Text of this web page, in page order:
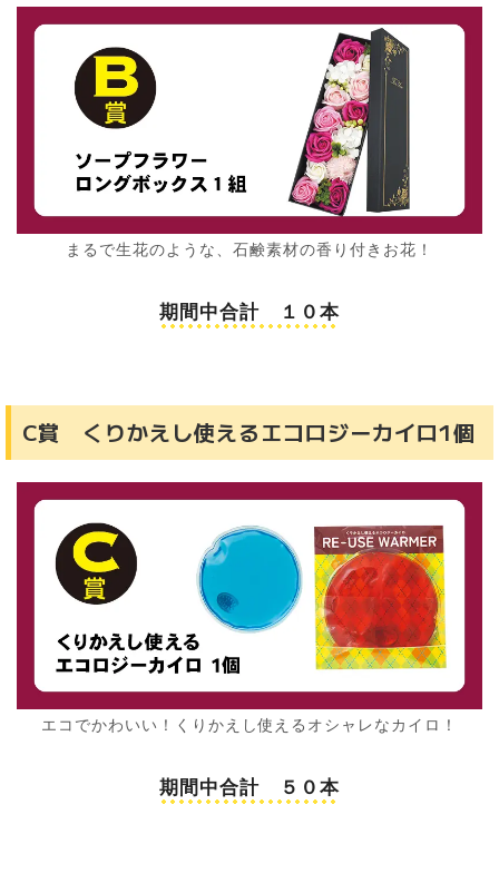
まるで生花のような、石鹸素材の香り付きお花！
期間中合計 １０本
C賞 くりかえし使えるエコロジーカイロ1個
エコでかわいい！くりかえし使えるオシャレなカイロ！
期間中合計 ５０本